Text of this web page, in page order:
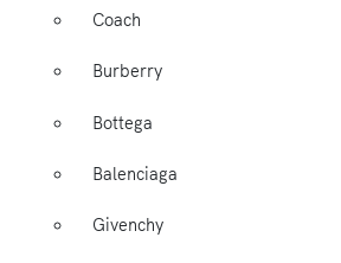
Coach
Burberry
Bottega
Balenciaga
Givenchy